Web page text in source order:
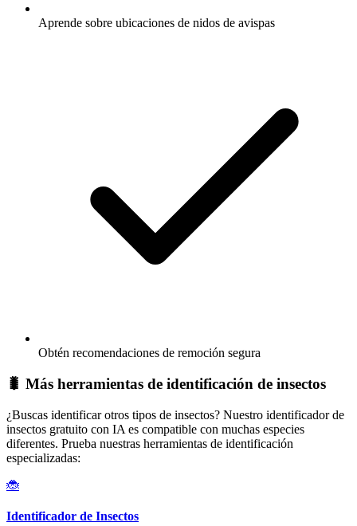
Aprende sobre ubicaciones de nidos de avispas
Obtén recomendaciones de remoción segura
🐛 Más herramientas de identificación de insectos
¿Buscas identificar otros tipos de insectos? Nuestro identificador de
insectos gratuito con IA es compatible con muchas especies
diferentes. Prueba nuestras herramientas de identificación
especializadas:
🐞
Identificador de Insectos